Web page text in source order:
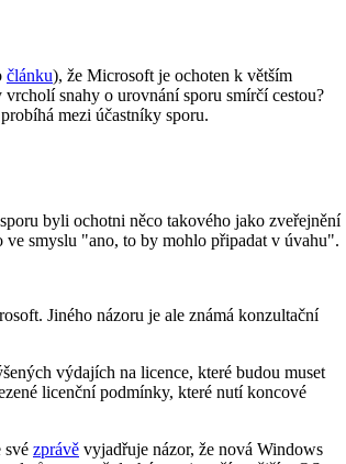
článku), že Microsoft je ochoten k větším
snahy o urovnání sporu smírčí cestou?
mezi účastníky sporu.
byli ochotni něco takového jako zveřejnění
smyslu "ano, to by mohlo připadat v úvahu".
Jiného názoru je ale známá konzultační
výdajích na licence, které budou muset
licenční podmínky, které nutí koncové
své zprávě vyjadřuje názor, že nová Windows